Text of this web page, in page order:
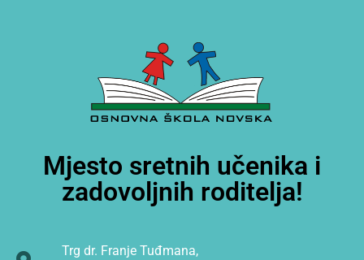
Mjesto sretnih učenika i
zadovoljnih roditelja!
Trg dr. Franje Tuđmana,